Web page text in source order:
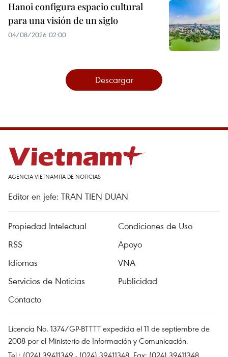
Hanoi configura espacio cultural
para una visión de un siglo
04/08/2026 02:00
Descargar
AGENCIA VIETNAMITA DE NOTICIAS
Editor en jefe: TRAN TIEN DUAN
Propiedad Intelectual
Condiciones de Uso
RSS
Apoyo
Idiomas
VNA
Servicios de Noticias
Publicidad
Contacto
Licencia No. 1374/GP-BTTTT expedida el 11 de septiembre de
2008 por el Ministerio de Información y Comunicación.